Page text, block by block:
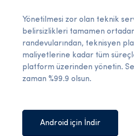
Yönetilmesi zor olan teknik
belirsizlikleri tamamen ortadan
randevularından, teknisyen
maliyetlerine kadar tüm
platform üzerinden yönetin.
zaman %99.9 olsun.
Android için İndir